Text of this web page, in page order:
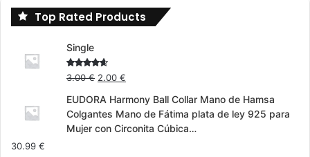
Top Rated Products
Single
Rated
out
of 5
3.00€ Original
was:
3.00 €.
2.00 €
is:
2.00 €.
EUDORA Harmony Ball Collar Mano de Hamsa
Colgantes Mano de Fátima plata de ley 925 para
Mujer con Circonita Cúbica…
30.99 €